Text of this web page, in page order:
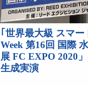
｢世界最大級 スマー
Week 第16回 国際
展 FC EXPO 2020
生成実演